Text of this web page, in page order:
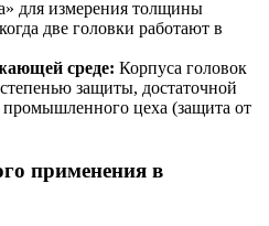
для измерения толщины
две головки работают в
среде: Корпуса головок
защиты, достаточной
промышленного цеха (защита от
применения в